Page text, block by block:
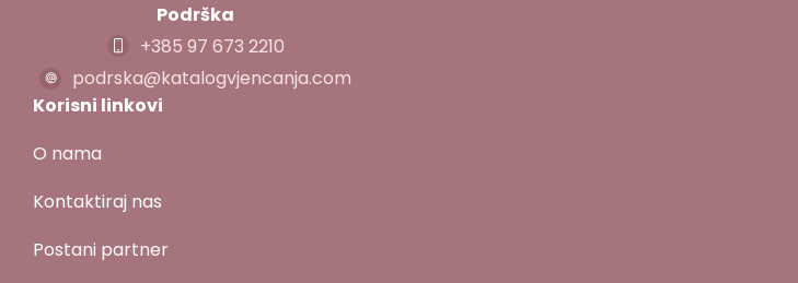
Podrška
+385 97 673 2210
podrska@katalogvjencanja.com
Korisni linkovi
O nama
Kontaktiraj nas
Postani partner